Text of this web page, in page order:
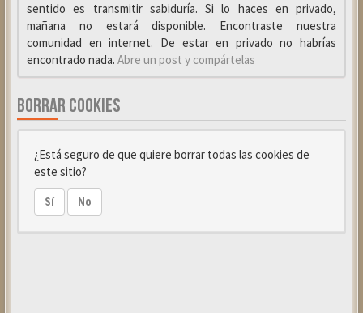
sentido es transmitir sabiduría. Si lo haces en privado,
mañana no estará disponible. Encontraste nuestra
comunidad en internet. De estar en privado no habrías
encontrado nada. Abre un post y compártelas
BORRAR COOKIES
¿Está seguro de que quiere borrar todas las cookies de
este sitio?
Sí No